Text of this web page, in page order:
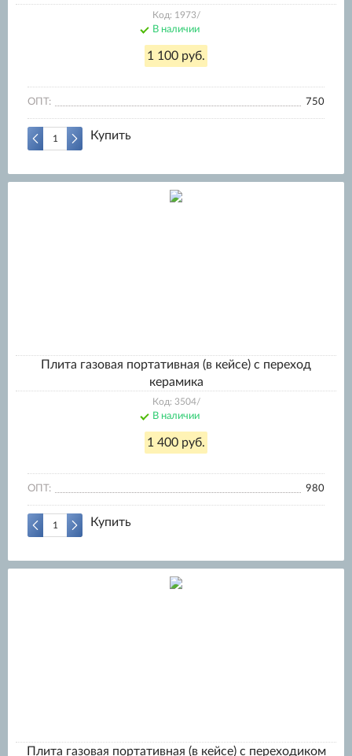
Код: 1973/
В наличии
1 100 руб.
ОПТ: 750
Купить
Плита газовая портативная (в кейсе) с переход
керамика
Код: 3504/
В наличии
1 400 руб.
ОПТ: 980
Купить
Плита газовая портативная (в кейсе) с переходиком